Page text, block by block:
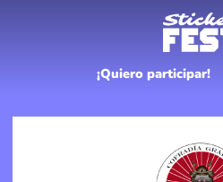
¡Quiero participar!